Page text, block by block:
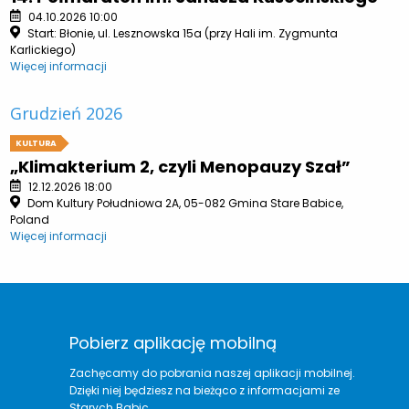
04.10.2026 10:00
Start: Błonie, ul. Lesznowska 15a (przy Hali im. Zygmunta
Karlickiego)
Więcej informacji
Grudzień 2026
KULTURA
„Klimakterium 2, czyli Menopauzy Szał”
12.12.2026 18:00
Dom Kultury Południowa 2A, 05-082 Gmina Stare Babice,
Poland
Więcej informacji
Pobierz aplikację mobilną
Zachęcamy do pobrania naszej aplikacji mobilnej.
Dzięki niej będziesz na bieżąco z informacjami ze